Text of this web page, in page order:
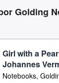
Golding
Girl with a
Johannes
Notebooks,